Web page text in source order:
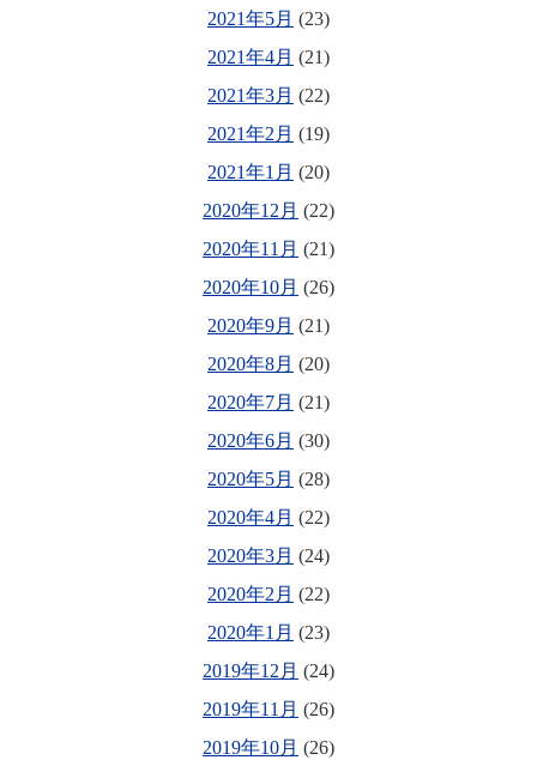
2021年5月 (23)
2021年4月 (21)
2021年3月 (22)
2021年2月 (19)
2021年1月 (20)
2020年12月 (22)
2020年11月 (21)
2020年10月 (26)
2020年9月 (21)
2020年8月 (20)
2020年7月 (21)
2020年6月 (30)
2020年5月 (28)
2020年4月 (22)
2020年3月 (24)
2020年2月 (22)
2020年1月 (23)
2019年12月 (24)
2019年11月 (26)
2019年10月 (26)